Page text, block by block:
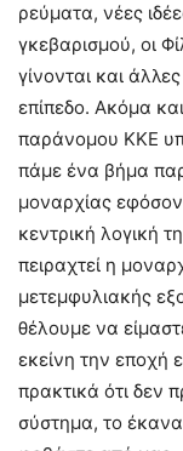
ρεύματα, νέες
γκεβαρισμού, οι
γίνονται και
επίπεδο. Ακόμα
παράνομου ΚΚΕ
πάμε ένα βήμα
μοναρχίας εφόσον
κεντρική λογική
πειραχτεί η
μετεμφυλιακής
θέλουμε να
εκείνη την εποχή
πρακτικά ότι δεν
σύστημα, το